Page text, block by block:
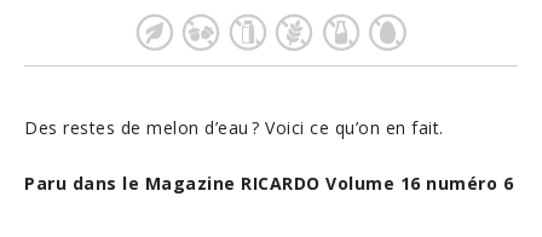
Des restes de melon d’eau ? Voici ce qu’on en fait.
Paru dans le Magazine RICARDO Volume 16 numéro 6